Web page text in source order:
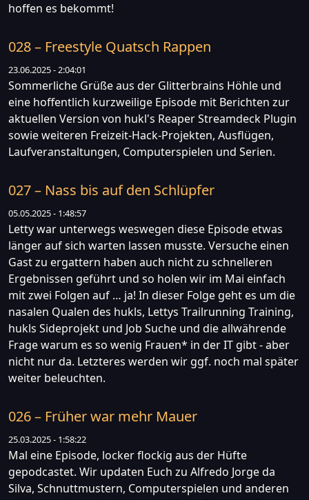
hoffen es bekommt!
028 – Freestyle Quatsch Rappen
23.06.2025 - 2:04:01
Sommerliche Grüße aus der Glitterbrains Höhle und
eine hoffentlich kurzweilige Episode mit Berichten zur
aktuellen Version von hukl's Reaper Streamdeck Plugin
sowie weiteren Freizeit-Hack-Projekten, Ausflügen,
Laufveranstaltungen, Computerspielen und Serien.
027 – Nass bis auf den Schlüpfer
05.05.2025 - 1:48:57
Letty war unterwegs weswegen diese Episode etwas
länger auf sich warten lassen musste. Versuche einen
Gast zu ergattern haben auch nicht zu schnelleren
Ergebnissen geführt und so holen wir im Mai einfach
mit zwei Folgen auf … ja! In dieser Folge geht es um die
nasalen Qualen des hukls, Lettys Trailrunning Training,
hukls Sideprojekt und Job Suche und die allwährende
Frage warum es so wenig Frauen* in der IT gibt - aber
nicht nur da. Letzteres werden wir ggf. noch mal später
weiter beleuchten.
026 – Früher war mehr Mauer
25.03.2025 - 1:58:22
Mal eine Episode, locker flockig aus der Hüfte
gepodcastet. Wir updaten Euch zu Alfredo Jorge da
Silva, Schnuttmustern, Computerspielen und anderen